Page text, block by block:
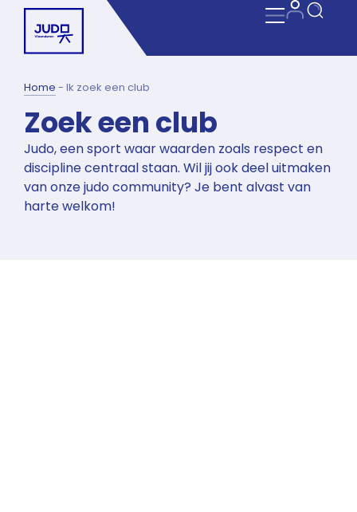
Home - Ik zoek een club
Zoek een club
Judo, een sport waar waarden zoals respect en
discipline centraal staan. Wil jij ook deel uitmaken
van onze judo community? Je bent alvast van
harte welkom!